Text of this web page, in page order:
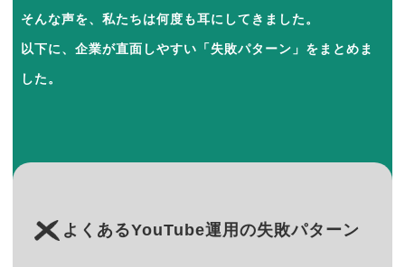
そんな声を、私たちは何度も耳にしてきました。
以下に、企業が直面しやすい「失敗パターン」をまとめま
した。
よくあるYouTube運用の失敗パターン